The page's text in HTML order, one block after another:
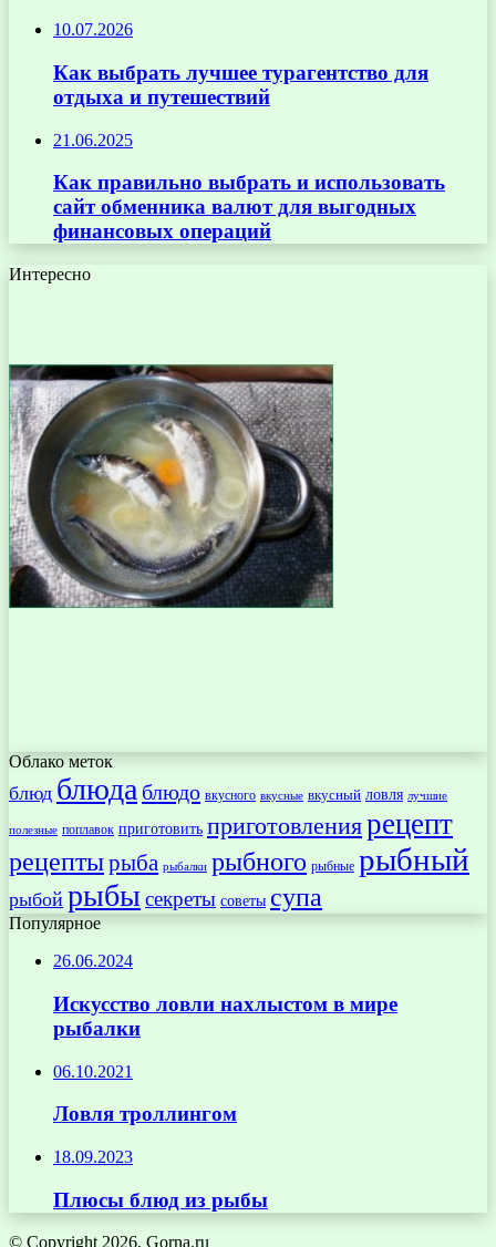
10.07.2026
Как выбрать лучшее турагентство для
отдыха и путешествий
21.06.2025
Как правильно выбрать и использовать
сайт обменника валют для выгодных
финансовых операций
Интересно
Облако меток
блюд блюда блюдо вкусного вкусные вкусный ловля лучшие
полезные поплавок приготовить приготовлениярецепт
рецептырыба рыбалки рыбного рыбные рыбный
рыбой рыбысекреты советы супа
Популярное
26.06.2024
Искусство ловли нахлыстом в мире
рыбалки
06.10.2021
Ловля троллингом
18.09.2023
Плюсы блюд из рыбы
© Copyright 2026, Gorna.ru